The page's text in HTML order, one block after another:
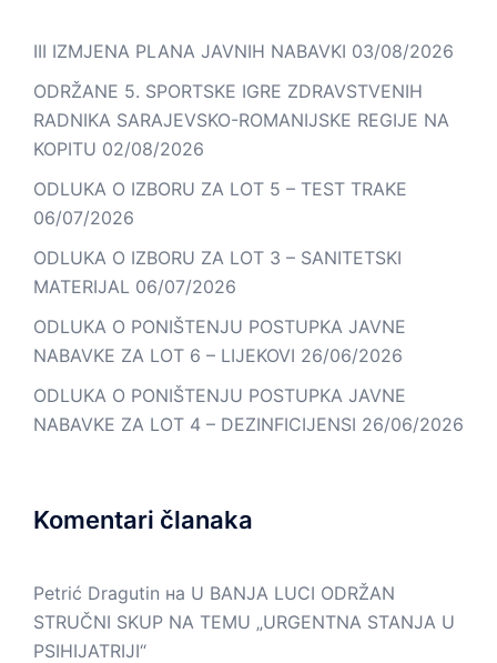
III IZMJENA PLANA JAVNIH NABAVKI 03/08/2026
ODRŽANE 5. SPORTSKE IGRE ZDRAVSTVENIH
RADNIKA SARAJEVSKO-ROMANIJSKE REGIJE NA
KOPITU 02/08/2026
ODLUKA O IZBORU ZA LOT 5 – TEST TRAKE
06/07/2026
ODLUKA O IZBORU ZA LOT 3 – SANITETSKI
MATERIJAL 06/07/2026
ODLUKA O PONIŠTENJU POSTUPKA JAVNE
NABAVKE ZA LOT 6 – LIJEKOVI 26/06/2026
ODLUKA O PONIŠTENJU POSTUPKA JAVNE
NABAVKE ZA LOT 4 – DEZINFICIJENSI 26/06/2026
Komentari članaka
Petrić Dragutin на U BANJA LUCI ODRŽAN
STRUČNI SKUP NA TEMU „URGENTNA STANJA U
PSIHIJATRIJI“